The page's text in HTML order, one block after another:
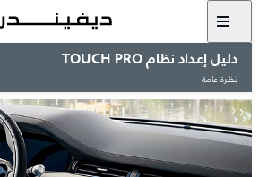
دليل إعداد نظام TOUCH PRO
نظرة عامة